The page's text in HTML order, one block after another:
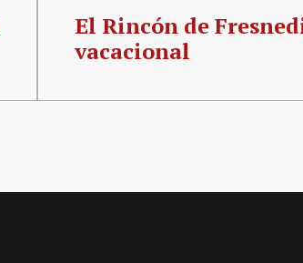
El Rincón de
vacacional